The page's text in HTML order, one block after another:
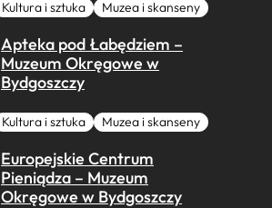
Kultura i sztuka Muzea i skanseny
Apteka pod Łabędziem –
Muzeum Okręgowe w
Bydgoszczy
Kultura i sztuka Muzea i skanseny
Europejskie Centrum
Pieniądza – Muzeum
Okręgowe w Bydgoszczy